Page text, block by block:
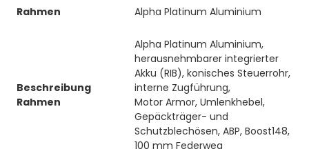
Rahmen Alpha Platinum Aluminium
Beschreibung
Rahmen
Alpha Platinum Aluminium,
herausnehmbarer integrierter
Akku (RIB), konisches Steuerrohr,
interne Zugführung,
Motor Armor, Umlenkhebel,
Gepäckträger- und
Schutzblechösen, ABP, Boost148,
100 mm Federweg